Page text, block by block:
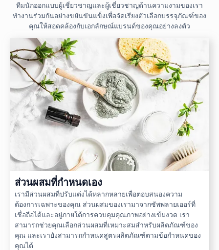
ทีมนักออกแบบผู้เชี่ยวชาญและผู้เชี่ยวชาญด้านความงามของเรา
ทำงานร่วมกันอย่างขยันขันแข็งเพื่อจัดเรียงตัวเลือกบรรจุภัณฑ์ของ
คุณให้สอดคล้องกับเอกลักษณ์แบรนด์ของคุณอย่างลงตัว
ส่วนผสมที่กำหนดเอง
เรามีส่วนผสมที่ปรับแต่งได้หลากหลายเพื่อตอบสนองความ
ต้องการเฉพาะของคุณ ส่วนผสมของเรามาจากซัพพลายเออร์ที่
เชื่อถือได้และอยู่ภายใต้การควบคุมคุณภาพอย่างเข้มงวด เรา
สามารถช่วยคุณเลือกส่วนผสมที่เหมาะสมสำหรับผลิตภัณฑ์ของ
คุณ และเรายังสามารถกำหนดสูตรผลิตภัณฑ์ตามข้อกำหนดของ
คุณได้